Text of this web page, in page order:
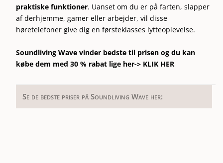
praktiske funktioner. Uanset om du er på farten, slapper
af derhjemme, gamer eller arbejder, vil disse
høretelefoner give dig en førsteklasses lytteoplevelse.
Soundliving Wave vinder bedste til prisen og du kan
købe dem med 30 % rabat lige her-> KLIK HER
Se de bedste priser på Soundliving Wave her: